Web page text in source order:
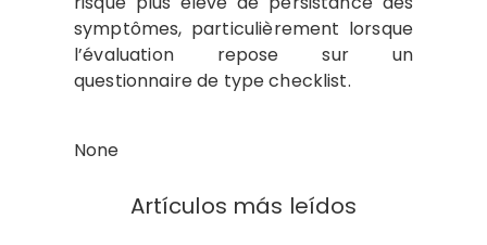
symptômes, particulièrement lorsque
l’évaluation repose sur un
questionnaire de type checklist.
None
Artículos más leídos